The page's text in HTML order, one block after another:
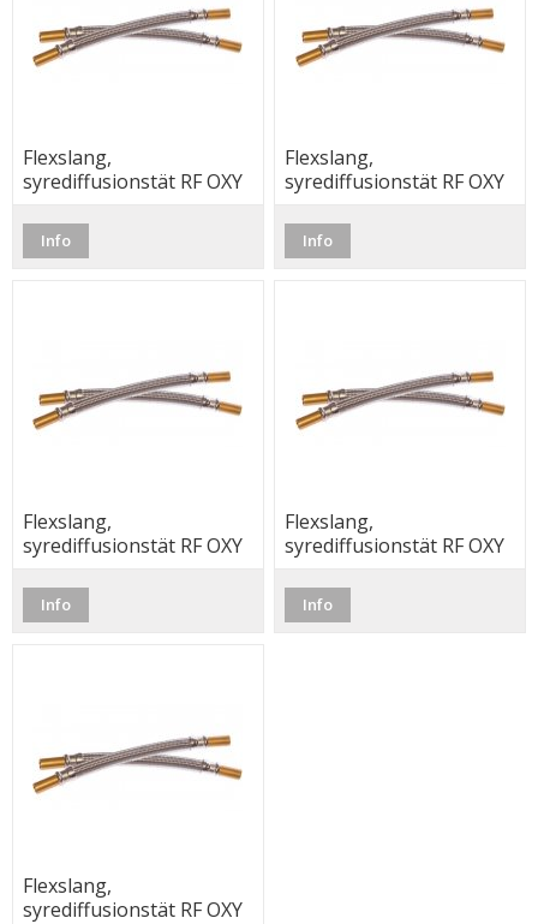
Flexslang,
syrediffusionstät RF OXY
Info
Flexslang,
syrediffusionstät RF OXY
Info
Flexslang,
syrediffusionstät RF OXY
Info
Flexslang,
syrediffusionstät RF OXY
Info
Flexslang,
syrediffusionstät RF OXY